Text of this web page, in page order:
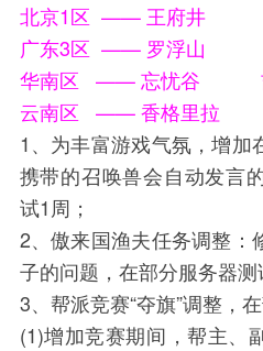
北京1区 —— 王府井
广东3区 —— 罗浮山
华南区 —— 忘忧谷
云南区 —— 香格里拉
1、为丰富游戏气氛，增加
携带的召唤兽会自动发言
试1周；
2、傲来国渔夫任务调整：
子的问题，在部分服务器测
3、帮派竞赛“夺旗”调整，
(1)增加竞赛期间，帮主、